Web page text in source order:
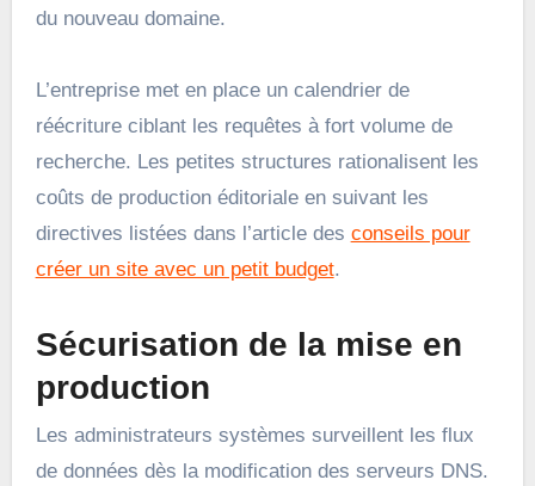
du nouveau domaine.
L’entreprise met en place un calendrier de
réécriture ciblant les requêtes à fort volume de
recherche. Les petites structures rationalisent les
coûts de production éditoriale en suivant les
directives listées dans l’article des conseils pour
créer un site avec un petit budget.
Sécurisation de la mise en
production
Les administrateurs systèmes surveillent les flux
de données dès la modification des serveurs DNS.